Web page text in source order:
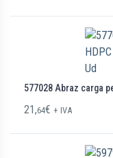
577028 Abraz carga
21,64€ + IVA